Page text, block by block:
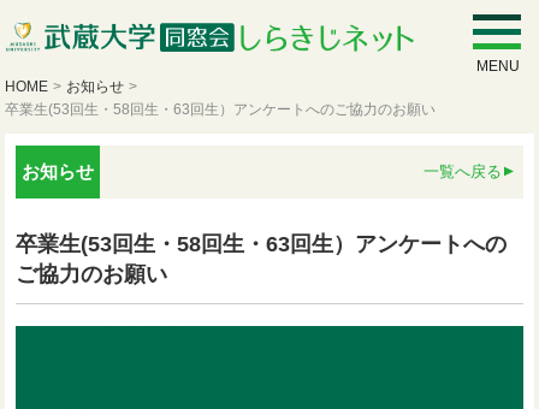
MENU
HOME > お知らせ >
卒業生(53回生・58回生・63回生）アンケートへのご協力のお願い
お知らせ 一覧へ戻る
卒業生(53回生・58回生・63回生）アンケートへの
ご協力のお願い